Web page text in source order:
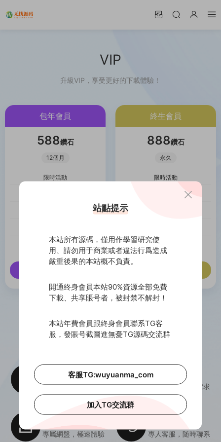
VIP
升級VIP，享受更好的下載體驗！
包年會員
588鑽石
12個月
限時活動
第一時間獲取優質資源
終生會員
888鑽石
永久
限時活動
會員時長：永久
第一時間獲取優質資源
我們的優勢
更新及時
專人上傳，每天更新
精選資源
各類資源，滿足需求
專屬網盤，極速體驗 專人客服，随時聯系
站點提示
本站所有源碼，僅用作學習研究使
用、請勿用于商業或者違法行爲造成
嚴重後果的本站概不負責。
開通終身會員本站90%資源全部免費
下載、共享賬号者，被封禁不解封！
本站年費會員跟終身會員聯系TG客
服，發賬号截圖進無憂TG源碼交流群
客服TG:wuyuanma_com
加入TG交流群